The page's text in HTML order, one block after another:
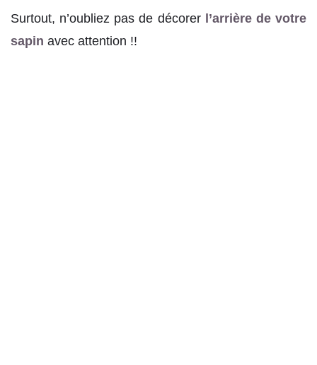
Surtout, n’oubliez pas de décorer l’arrière de votre
sapin avec attention !!